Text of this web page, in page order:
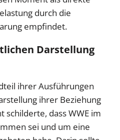
durch die
empfindet.
Darstellung
ihrer Ausführungen
ihrer Beziehung
schilderte, dass WWE im
sei und um eine